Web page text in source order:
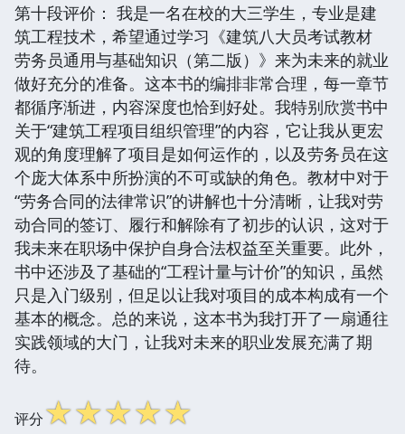
第十段评价： 我是一名在校的大三学生，专业是建
筑工程技术，希望通过学习《建筑八大员考试教材
劳务员通用与基础知识（第二版）》来为未来的就业
做好充分的准备。这本书的编排非常合理，每一章节
都循序渐进，内容深度也恰到好处。我特别欣赏书中
关于“建筑工程项目组织管理”的内容，它让我从更宏
观的角度理解了项目是如何运作的，以及劳务员在这
个庞大体系中所扮演的不可或缺的角色。教材中对于
“劳务合同的法律常识”的讲解也十分清晰，让我对劳
动合同的签订、履行和解除有了初步的认识，这对于
我未来在职场中保护自身合法权益至关重要。此外，
书中还涉及了基础的“工程计量与计价”的知识，虽然
只是入门级别，但足以让我对项目的成本构成有一个
基本的概念。总的来说，这本书为我打开了一扇通往
实践领域的大门，让我对未来的职业发展充满了期
待。
评分☆☆☆☆☆